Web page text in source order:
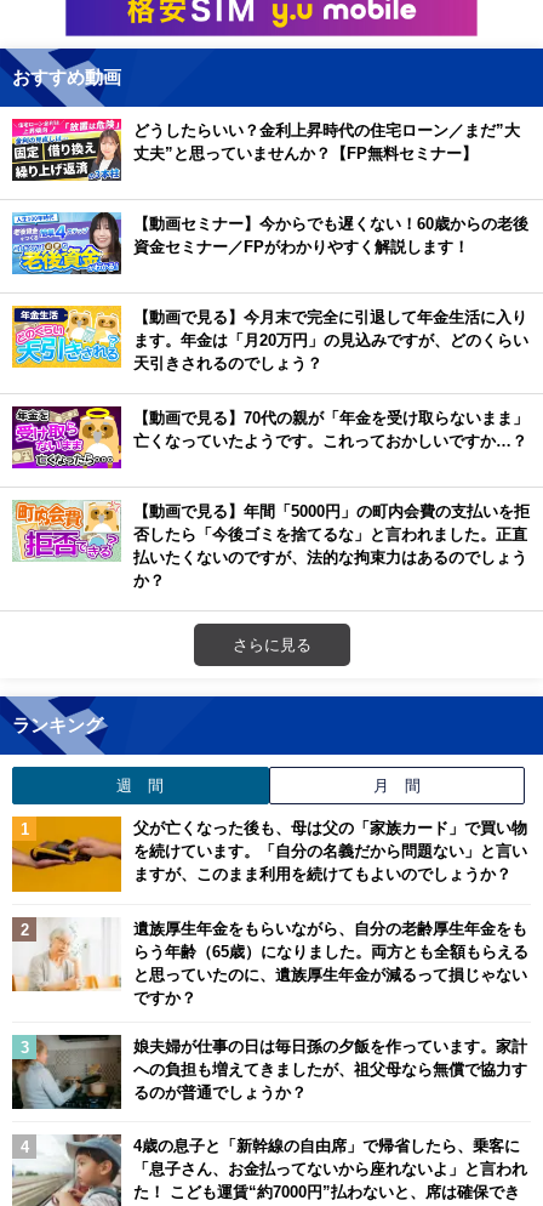
おすすめ動画
どうしたらいい？金利上昇時代の住宅ローン／まだ”大
丈夫”と思っていませんか？【FP無料セミナー】
【動画セミナー】今からでも遅くない！60歳からの老後
資金セミナー／FPがわかりやすく解説します！
【動画で見る】今月末で完全に引退して年金生活に入り
ます。年金は「月20万円」の見込みですが、どのくらい
天引きされるのでしょう？
【動画で見る】70代の親が「年金を受け取らないまま」
亡くなっていたようです。これっておかしいですか…？
【動画で見る】年間「5000円」の町内会費の支払いを拒
否したら「今後ゴミを捨てるな」と言われました。正直
払いたくないのですが、法的な拘束力はあるのでしょう
か？
さらに見る
ランキング
週 間 月 間
父が亡くなった後も、母は父の「家族カード」で買い物
を続けています。「自分の名義だから問題ない」と言い
ますが、このまま利用を続けてもよいのでしょうか？
遺族厚生年金をもらいながら、自分の老齢厚生年金をも
らう年齢（65歳）になりました。両方とも全額もらえる
と思っていたのに、遺族厚生年金が減るって損じゃない
ですか？
娘夫婦が仕事の日は毎日孫の夕飯を作っています。家計
への負担も増えてきましたが、祖父母なら無償で協力す
るのが普通でしょうか？
4歳の息子と「新幹線の自由席」で帰省したら、乗客に
「息子さん、お金払ってないから座れないよ」と言われ
た！ こども運賃“約7000円”払わないと、席は確保でき